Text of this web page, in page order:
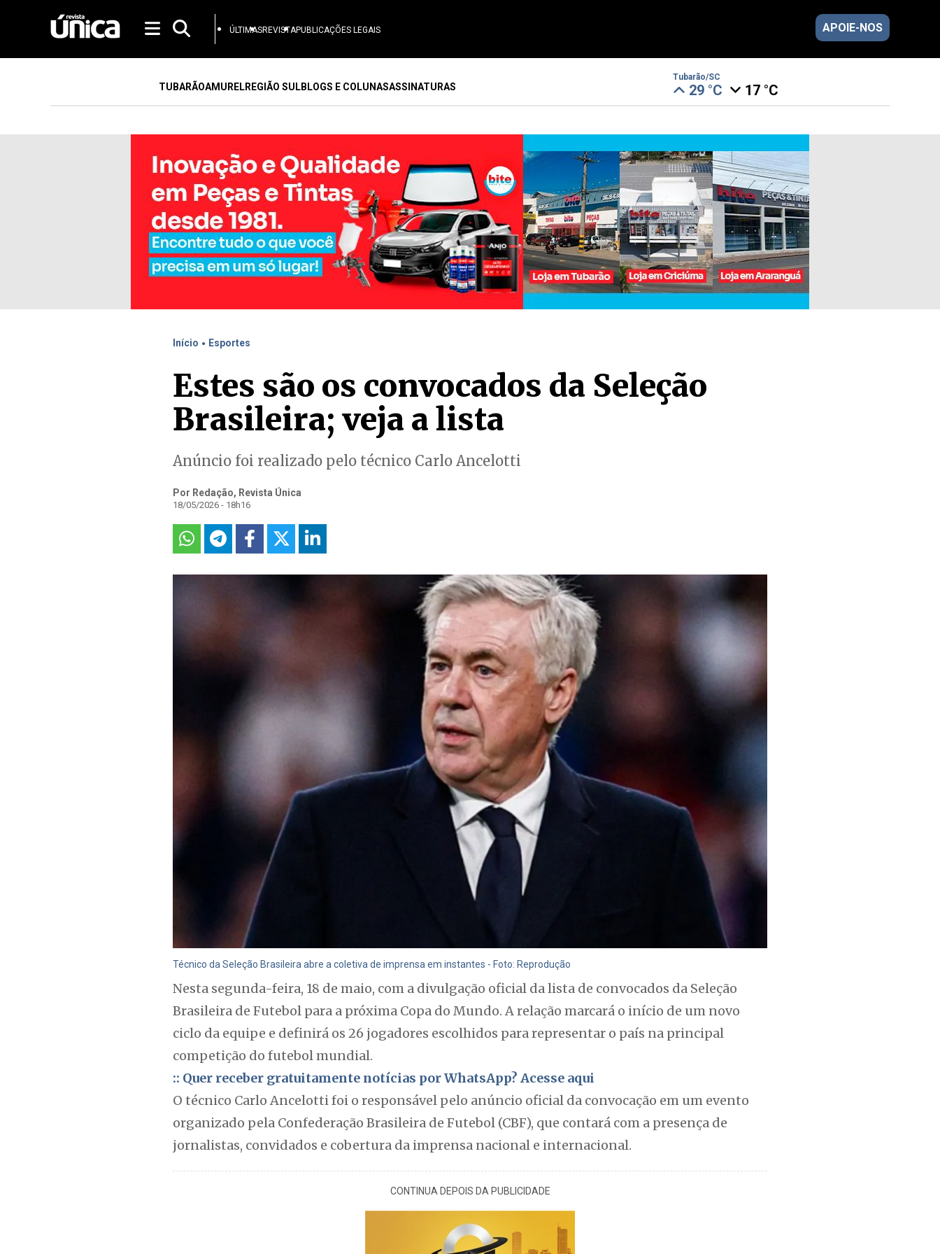
ÚLTIMASREVISTAPUBLICAÇÕES LEGAIS APOIE-NOS
TUBARÃOAMURELREGIÃO SULBLOGS E COLUNASASSINATURAS
Tubarão/SC
29 °C 17 °C
Início . Esportes
Estes são os convocados da Seleção
Brasileira; veja a lista
Anúncio foi realizado pelo técnico Carlo Ancelotti
Por Redação, Revista Única
18/05/2026 - 18h16
Técnico da Seleção Brasileira abre a coletiva de imprensa em instantes - Foto: Reprodução
Nesta segunda-feira, 18 de maio, com a divulgação oficial da lista de convocados da Seleção
Brasileira de Futebol para a próxima Copa do Mundo. A relação marcará o início de um novo
ciclo da equipe e definirá os 26 jogadores escolhidos para representar o país na principal
competição do futebol mundial.
:: Quer receber gratuitamente notícias por WhatsApp? Acesse aqui
O técnico Carlo Ancelotti foi o responsável pelo anúncio oficial da convocação em um evento
organizado pela Confederação Brasileira de Futebol (CBF), que contará com a presença de
jornalistas, convidados e cobertura da imprensa nacional e internacional.
CONTINUA DEPOIS DA PUBLICIDADE